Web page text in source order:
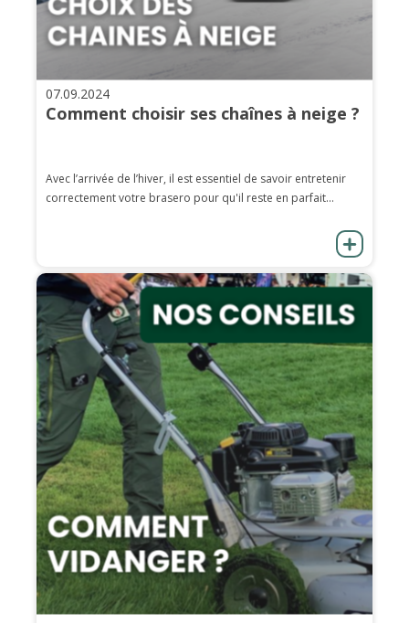
07.09.2024
Comment choisir ses chaînes à neige ?
Avec l’arrivée de l’hiver, il est essentiel de savoir entretenir
correctement votre brasero pour qu'il reste en parfait...